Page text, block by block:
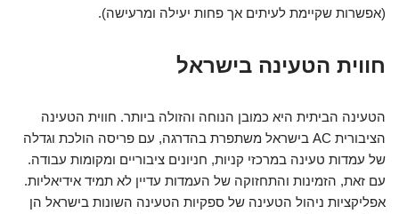
(אפשרות שקיימת לעיתים אך פחות יעילה ומרעישה).
חווית הטעינה בישראל
הטעינה הביתית היא כמובן הנוחה והזולה ביותר. חווית הטעינה
הציבורית AC בישראל משתפרת בהדרגה, עם פריסה הולכת וגדלה
של עמדות טעינה במרכזי קניות, חניונים ציבוריים ומקומות עבודה.
עם זאת, הזמינות והתחזוקה של העמדות עדיין לא תמיד אידיאליות.
אפליקציות ניהול הטעינה של ספקיות הטעינה השונות בישראל הן